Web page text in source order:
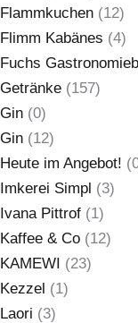
Flammkuchen (12)
Flimm Kabänes (4)
Fuchs
Getränke (157)
Gin (0)
Gin (12)
Heute im Angebot!
Imkerei Simpl (3)
Ivana Pittrof (1)
Kaffee & Co (12)
KAMEWI (23)
Kezzel (1)
Laori (3)